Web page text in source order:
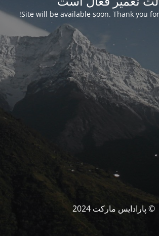
Site will be available soon. Thank you
© پارادایس مارکت 2024